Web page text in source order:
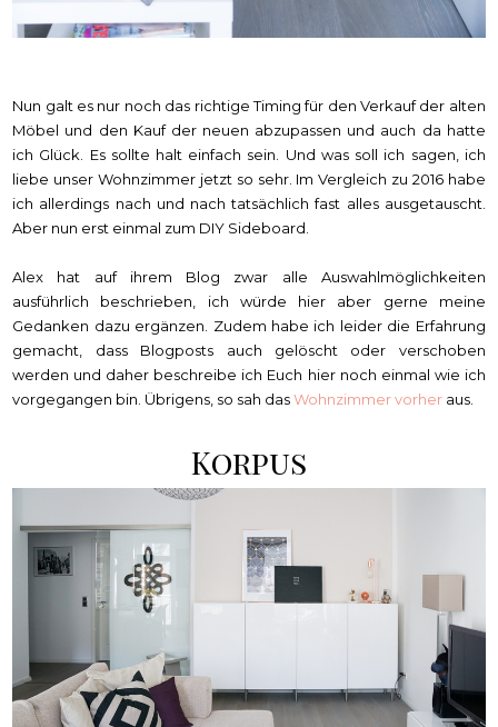
Nun galt es nur noch das richtige Timing für den Verkauf der alten
Möbel und den Kauf der neuen abzupassen und auch da hatte
ich Glück. Es sollte halt einfach sein. Und was soll ich sagen, ich
liebe unser Wohnzimmer jetzt so sehr. Im Vergleich zu 2016 habe
ich allerdings nach und nach tatsächlich fast alles ausgetauscht.
Aber nun erst einmal zum DIY Sideboard.
Alex hat auf ihrem Blog zwar alle Auswahlmöglichkeiten
ausführlich beschrieben, ich würde hier aber gerne meine
Gedanken dazu ergänzen. Zudem habe ich leider die Erfahrung
gemacht, dass Blogposts auch gelöscht oder verschoben
werden und daher beschreibe ich Euch hier noch einmal wie ich
vorgegangen bin. Übrigens, so sah dasWohnzimmer vorher aus.
Korpus